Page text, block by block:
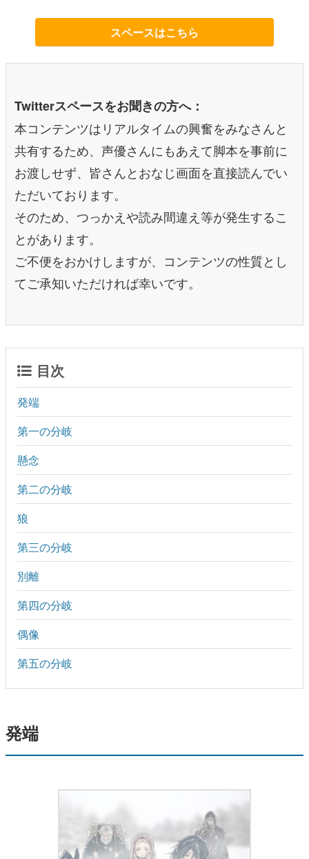
スペースはこちら
Twitterスペースをお聞きの方へ：
本コンテンツはリアルタイムの興奮をみなさんと
共有するため、声優さんにもあえて脚本を事前に
お渡しせず、皆さんとおなじ画面を直接読んでい
ただいております。
そのため、つっかえや読み間違え等が発生するこ
とがあります。
ご不便をおかけしますが、コンテンツの性質とし
てご承知いただければ幸いです。
目次
発端
第一の分岐
懸念
第二の分岐
狼
第三の分岐
別離
第四の分岐
偶像
第五の分岐
発端